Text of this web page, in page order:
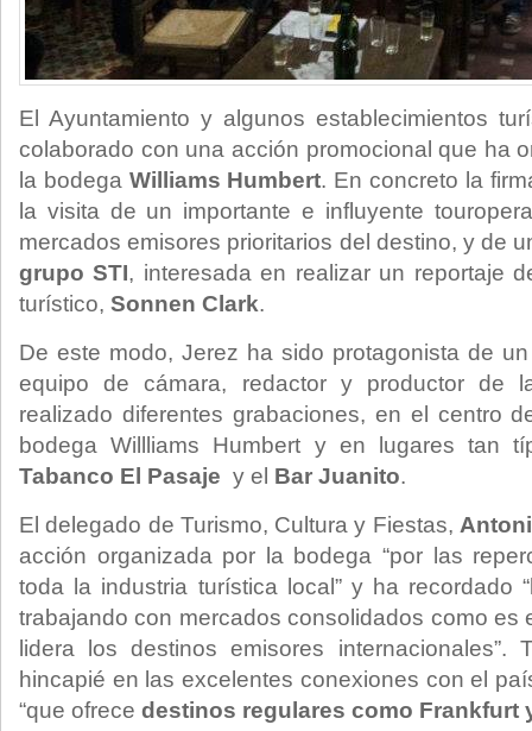
El Ayuntamiento y algunos establecimientos
colaborado con una acción promocional que ha
la bodega Williams Humbert. En concreto la
la visita de un importante e influyente
mercados emisores prioritarios del destino, y de
grupo STI, interesada en realizar un reportaje
turístico, Sonnen Clark.
De este modo, Jerez ha sido protagonista de
equipo de cámara, redactor y productor de
realizado diferentes grabaciones, en el centro
bodega Willliams Humbert y en lugares tan
Tabanco El Pasaje y el Bar Juanito.
El delegado de Turismo, Cultura y Fiestas,
acción organizada por la bodega “por las
toda la industria turística local” y ha recordado
trabajando con mercados consolidados como es
lidera los destinos emisores internacionales”.
hincapié en las excelentes conexiones con el
“que ofrece destinos regulares como Frankfurt